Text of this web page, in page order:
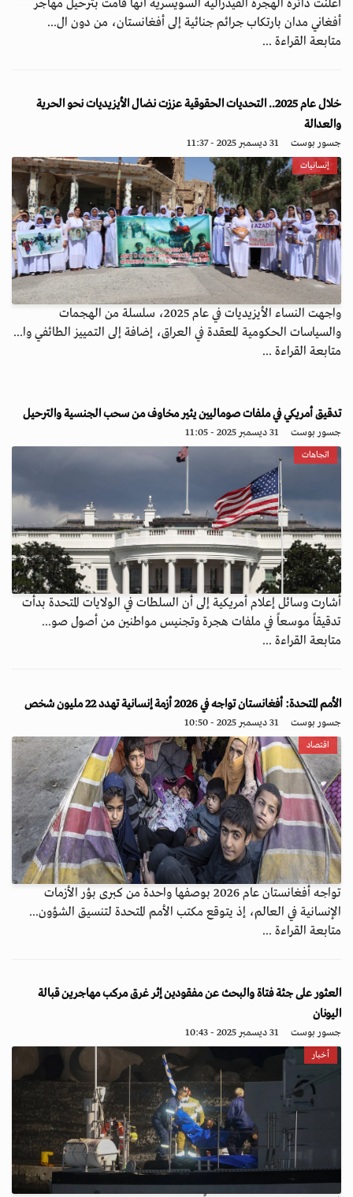
أعلنت دائرة الهجرة الفيدرالية السويسرية أنها قامت بترحيل مهاجر
أفغاني مدان بارتكاب جرائم جنائية إلى أفغانستان، من دون ال...
متابعة القراءة ...
خلال عام 2025.. التحديات الحقوقية عززت نضال الأيزيديات نحو الحرية
والعدالة
جسور بوست 31 ديسمبر 2025 - 11:37
إنسانيات
واجهت النساء الأيزيديات في عام 2025، سلسلة من الهجمات
والسياسات الحكومية المعقدة في العراق، إضافة إلى التمييز الطائفي وا...
متابعة القراءة ...
تدقيق أمريكي في ملفات صوماليين يثير مخاوف من سحب الجنسية والترحيل
جسور بوست 31 ديسمبر 2025 - 11:05
اتجاهات
أشارت وسائل إعلام أمريكية إلى أن السلطات في الولايات المتحدة بدأت
تدقيقاً موسعاً في ملفات هجرة وتجنيس مواطنين من أصول صو...
متابعة القراءة ...
الأمم المتحدة: أفغانستان تواجه في 2026 أزمة إنسانية تهدد 22 مليون شخص
جسور بوست 31 ديسمبر 2025 - 10:50
اقتصاد
تواجه أفغانستان عام 2026 بوصفها واحدة من كبرى بؤر الأزمات
الإنسانية في العالم، إذ يتوقع مكتب الأمم المتحدة لتنسيق الشؤون...
متابعة القراءة ...
العثور على جثة فتاة والبحث عن مفقودين إثر غرق مركب مهاجرين قبالة
اليونان
جسور بوست 31 ديسمبر 2025 - 10:43
أخبار